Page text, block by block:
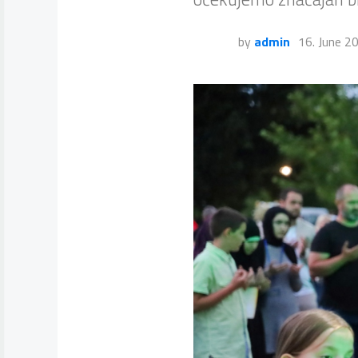
by admin 16. June